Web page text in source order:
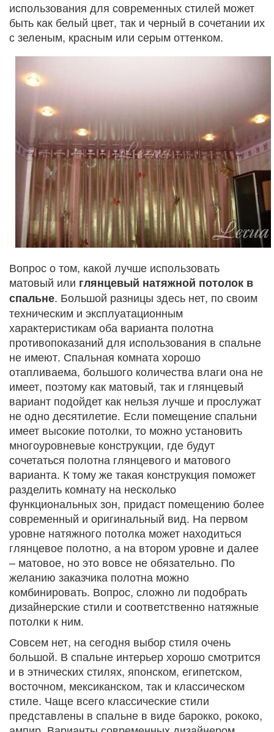
использования для современных стилей может
быть как белый цвет, так и черный в сочетании их
с зеленым, красным или серым оттенком.
Вопрос о том, какой лучше использовать
матовый или глянцевый натяжной потолок в
спальне. Большой разницы здесь нет, по своим
техническим и эксплуатационным
характеристикам оба варианта полотна
противопоказаний для использования в спальне
не имеют. Спальная комната хорошо
отапливаема, большого количества влаги она не
имеет, поэтому как матовый, так и глянцевый
вариант подойдет как нельзя лучше и прослужат
не одно десятилетие. Если помещение спальни
имеет высокие потолки, то можно установить
многоуровневые конструкции, где будут
сочетаться полотна глянцевого и матового
варианта. К тому же такая конструкция поможет
разделить комнату на несколько
функциональных зон, придаст помещению более
современный и оригинальный вид. На первом
уровне натяжного потолка может находиться
глянцевое полотно, а на втором уровне и далее
– матовое, но это вовсе не обязательно. По
желанию заказчика полотна можно
комбинировать. Вопрос, сложно ли подобрать
дизайнерские стили и соответственно натяжные
потолки к ним.
Совсем нет, на сегодня выбор стиля очень
большой. В спальне интерьер хорошо смотрится
и в этнических стилях, японском, египетском,
восточном, мексиканском, так и классическом
стиле. Чаще всего классические стили
представлены в спальне в виде барокко, рококо,